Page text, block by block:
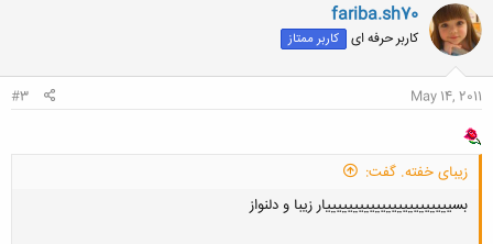
fariba.sh70
کاربر حرفه ای کاربر ممتاز
May 14, 2011
#3
زیبای خفته. گفت:
بسیییییییییییییییییییییییار زیبا و دلنواز